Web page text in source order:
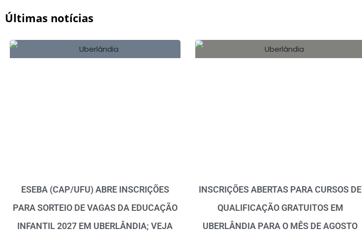
Últimas notícias
ESEBA (CAP/UFU) ABRE INSCRIÇÕES
PARA SORTEIO DE VAGAS DA EDUCAÇÃO
INFANTIL 2027 EM UBERLÂNDIA; VEJA
INSCRIÇÕES ABERTAS PARA CURSOS DE
QUALIFICAÇÃO GRATUITOS EM
UBERLÂNDIA PARA O MÊS DE AGOSTO